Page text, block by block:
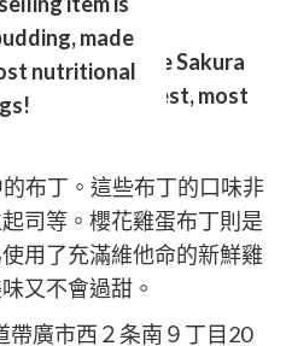
made
nutritional
布丁。這些布丁的口味非
司等。櫻花雞蛋布丁則是
用了充滿維他命的新鮮雞
又不會過甜。
帶廣市西２条南９丁目20